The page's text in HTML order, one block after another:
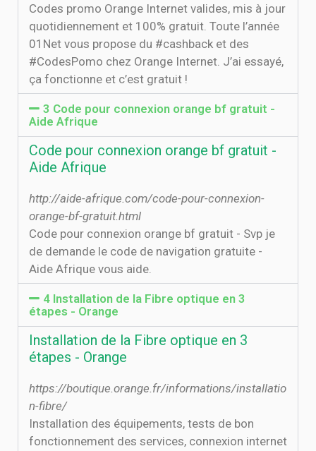
Codes promo Orange Internet valides, mis à jour
quotidiennement et 100% gratuit. Toute l’année
01Net vous propose du #cashback et des
#CodesPomo chez Orange Internet. J’ai essayé,
ça fonctionne et c’est gratuit !
3 Code pour connexion orange bf gratuit -
Aide Afrique
Code pour connexion orange bf gratuit -
Aide Afrique
http://aide-afrique.com/code-pour-connexion-
orange-bf-gratuit.html
Code pour connexion orange bf gratuit - Svp je
de demande le code de navigation gratuite -
Aide Afrique vous aide.
4 Installation de la Fibre optique en 3
étapes - Orange
Installation de la Fibre optique en 3
étapes - Orange
https://boutique.orange.fr/informations/installatio
n-fibre/
Installation des équipements, tests de bon
fonctionnement des services, connexion internet